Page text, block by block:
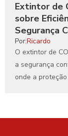
Extintor de
sobre
Segurança
Por:Ricardo
O extintor de
a segurança
onde a